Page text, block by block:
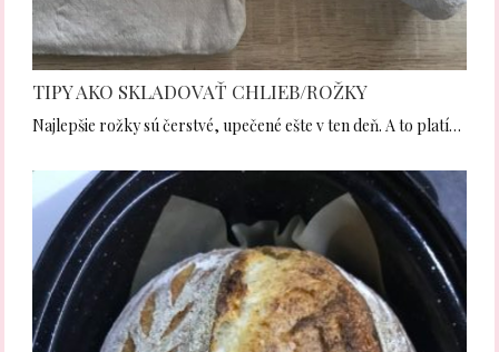
TIPY AKO SKLADOVAŤ CHLIEB/ROŽKY
Najlepšie rožky sú čerstvé, upečené ešte v ten deň. A to platí…